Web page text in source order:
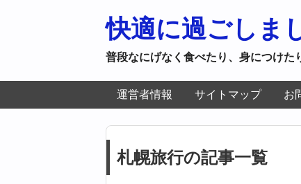
快適に過ごしま
普段なにげなく食べたり、身につけ
運営者情報 サイトマップ お
札幌旅行の記事一覧